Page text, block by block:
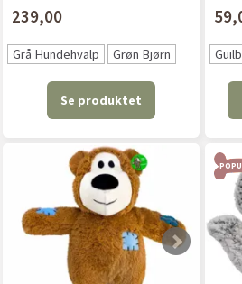
239,00
Grå Hundehvalp Grøn Bjørn
Se produktet